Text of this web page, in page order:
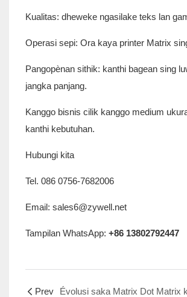
Kualitas: dheweke ngasilake teks lan
Operasi sepi: Ora kaya printer Matrix
Pangopènan sithik: kanthi bagean sing
jangka panjang.
Kanggo bisnis cilik kanggo medium
kanthi kebutuhan.
Hubungi kita
Tel. 086 0756-7682006
Email: sales6@zywell.net
Tampilan WhatsApp: +86 13802792447
Prev